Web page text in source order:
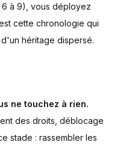
à 9), vous déployez
cette chronologie qui
héritage dispersé.
ne touchez à rien.
des droits, déblocage
stade : rassembler les